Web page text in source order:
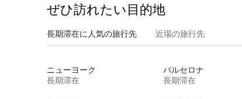
ぜひ訪⁠れ⁠た⁠い目⁠的⁠地
長期滞在に人気の旅行先 近場の旅行先
ニューヨーク
長期滞在
バルセロナ
長期滞在